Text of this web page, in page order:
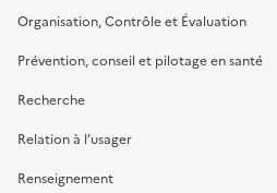
Organisation, Contrôle et Évaluation
Prévention, conseil et pilotage en santé
Recherche
Relation à l’usager
Renseignement